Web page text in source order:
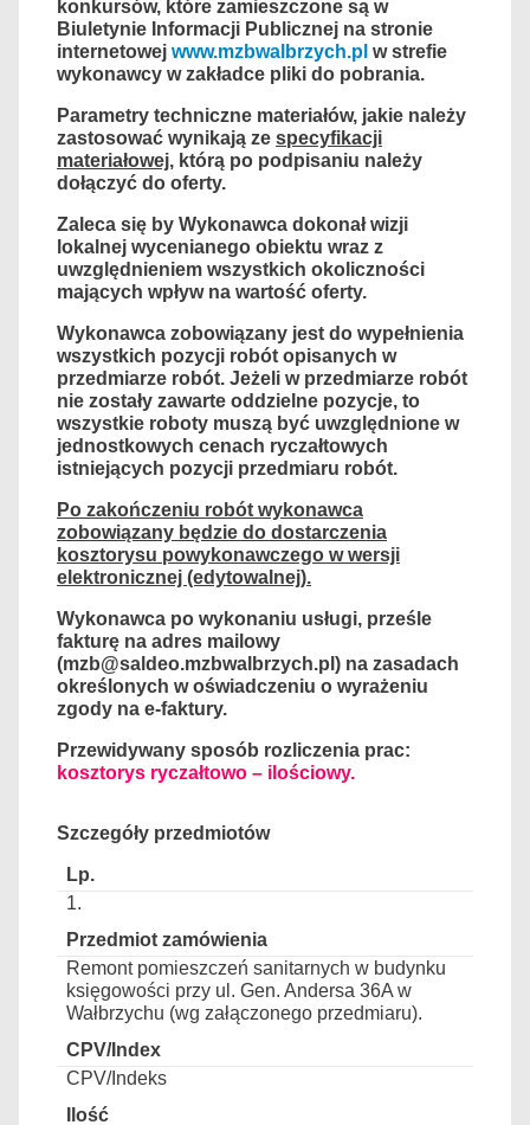
konkursów, które zamieszczone są w
Biuletynie Informacji Publicznej na stronie
internetowej www.mzbwalbrzych.pl w strefie
wykonawcy w zakładce pliki do pobrania.
Parametry techniczne materiałów, jakie należy
zastosować wynikają ze specyfikacji
materiałowej, którą po podpisaniu należy
dołączyć do oferty.
Zaleca się by Wykonawca dokonał wizji
lokalnej wycenianego obiektu wraz z
uwzględnieniem wszystkich okoliczności
mających wpływ na wartość oferty.
Wykonawca zobowiązany jest do wypełnienia
wszystkich pozycji robót opisanych w
przedmiarze robót. Jeżeli w przedmiarze robót
nie zostały zawarte oddzielne pozycje, to
wszystkie roboty muszą być uwzględnione w
jednostkowych cenach ryczałtowych
istniejących pozycji przedmiaru robót.
Po zakończeniu robót wykonawca
zobowiązany będzie do dostarczenia
kosztorysu powykonawczego w wersji
elektronicznej (edytowalnej).
Wykonawca po wykonaniu usługi, prześle
fakturę na adres mailowy
(mzb@saldeo.mzbwalbrzych.pl) na zasadach
określonych w oświadczeniu o wyrażeniu
zgody na e-faktury.
Przewidywany sposób rozliczenia prac:
kosztorys ryczałtowo – ilościowy.
Szczegóły przedmiotów
1.
Remont pomieszczeń sanitarnych w budynku
księgowości przy ul. Gen. Andersa 36A w
Wałbrzychu (wg załączonego przedmiaru).
CPV/Indeks